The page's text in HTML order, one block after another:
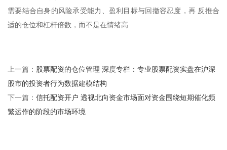
需要结合自身的风险承受能力、盈利目标与回撤容忍度，再 反推合
适的仓位和杠杆倍数，而不是在情绪高
上一篇： 股票配资的仓位管理 深度专栏：专业股票配资实盘在沪深
股市的投资者行为数据建模结构
下一篇： 信托配资开户 透视北向资金市场面对资金围绕短期催化频
繁运作的阶段的市场环境